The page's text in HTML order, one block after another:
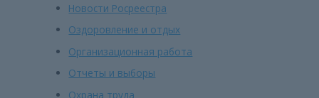
Новости Росреестра
Оздоровление и отдых
Организационная работа
Отчеты и выборы
Охрана труда